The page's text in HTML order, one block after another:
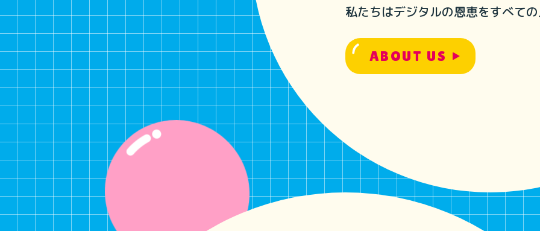
私たちはデジタルの恩恵をすべて
ABOUT US